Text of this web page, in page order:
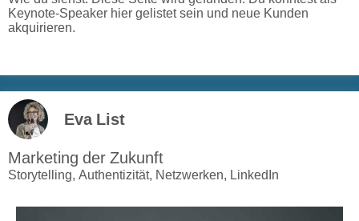
Keynote-Speaker hier gelistet sein und neue Kunden
akquirieren.
Eva List
Marketing der Zukunft
Storytelling, Authentizität, Netzwerken, LinkedIn